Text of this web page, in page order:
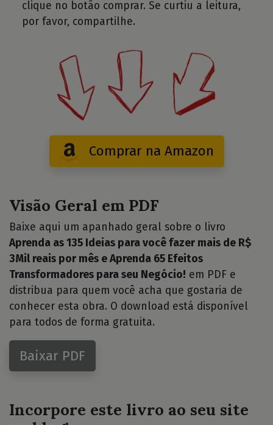
clique no botão comprar. Se curtiu a leitura,
por favor, compartilhe.
Comprar na Amazon
Visão Geral em PDF
Baixe aqui um apanhado geral sobre o livro
Aprenda as 135 Ideias para você fazer mais de R$
3Mil reais por mês e Aprenda 65 Efeitos
Transformadores para seu Negócio! em PDF e
distribua para quem você acha que gostaria de
conhecer esta obra. O download está disponível
para todos de forma gratuita.
Baixar PDF
Incorpore este livro ao seu site